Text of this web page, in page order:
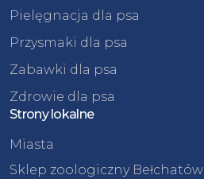
Pielęgnacja dla psa
Przysmaki dla psa
Zabawki dla psa
Zdrowie dla psa
Strony lokalne
Miasta
Sklep zoologiczny Bełchatów